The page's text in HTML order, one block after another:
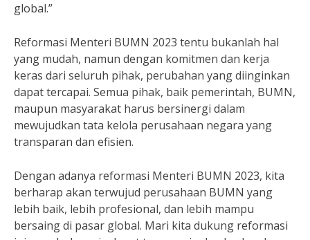
global.”
Reformasi Menteri BUMN 2023 tentu bukanlah hal
yang mudah, namun dengan komitmen dan kerja
keras dari seluruh pihak, perubahan yang diinginkan
dapat tercapai. Semua pihak, baik pemerintah, BUMN,
maupun masyarakat harus bersinergi dalam
mewujudkan tata kelola perusahaan negara yang
transparan dan efisien.
Dengan adanya reformasi Menteri BUMN 2023, kita
berharap akan terwujud perusahaan BUMN yang
lebih baik, lebih profesional, dan lebih mampu
bersaing di pasar global. Mari kita dukung reformasi